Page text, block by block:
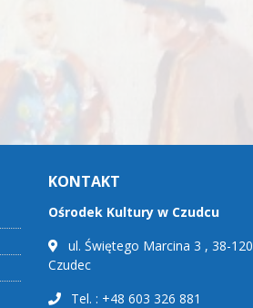
KONTAKT
Ośrodek Kultury w Czudcu
ul. Świętego Marcina 3 , 38-120
Czudec
Tel. : +48 603 326 881